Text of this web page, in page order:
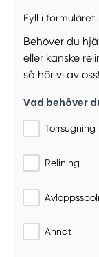
Fyll i
Behöver du
eller kanske
så hör vi av oss!
Vad behöver
Torrsugning
Relining
Annat